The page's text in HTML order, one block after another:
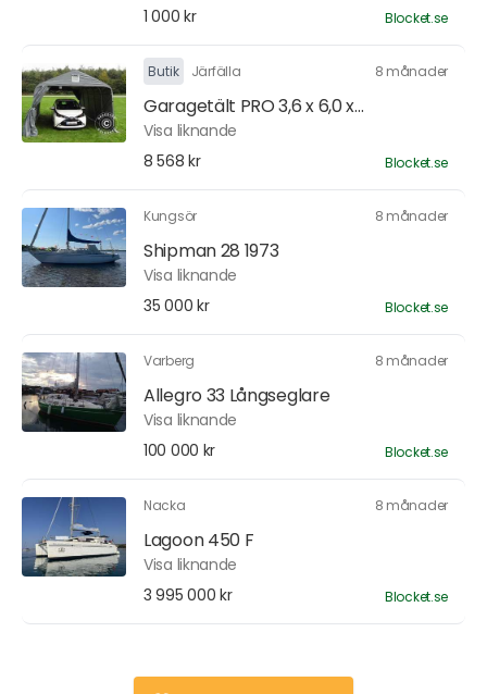
1 000 kr
Blocket.se
Butik Järfälla 8 månader
Garagetält PRO 3,6 x 6,0 x...
Visa liknande
8 568 kr
Blocket.se
Kungsör 8 månader
Shipman 28 1973
Visa liknande
35 000 kr
Blocket.se
Varberg 8 månader
Allegro 33 Långseglare
Visa liknande
100 000 kr
Blocket.se
Nacka 8 månader
Lagoon 450 F
Visa liknande
3 995 000 kr
Blocket.se